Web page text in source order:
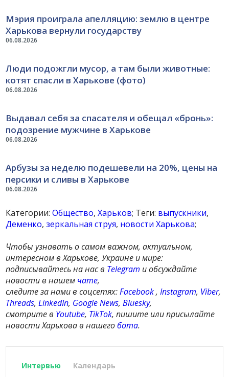
06.08.2026
Мэрия проиграла апелляцию: землю в центре
Харькова вернули государству
06.08.2026
Люди подожгли мусор, а там были животные:
котят спасли в Харькове (фото)
06.08.2026
Выдавал себя за спасателя и обещал «бронь»:
подозрение мужчине в Харькове
06.08.2026
Арбузы за неделю подешевели на 20%, цены на
персики и сливы в Харькове
Категории:Общество,Харьков; Теги: выпускники,
Деменко,зеркальная струя, новости Харькова;
Чтобы узнавать о самом важном, актуальном,
интересном в Харькове, Украине и мире:
подписывайтесь на нас в Telegram и обсуждайте
новости в нашем чате,
следите за нами в соцсетях:Facebook,Instagram, Viber,
Threads,LinkedIn, Google News,Bluesky,
смотрите в Youtube, TikTok, пишите или присылайте
новости Харькова в нашегобота.
Интервью Календарь